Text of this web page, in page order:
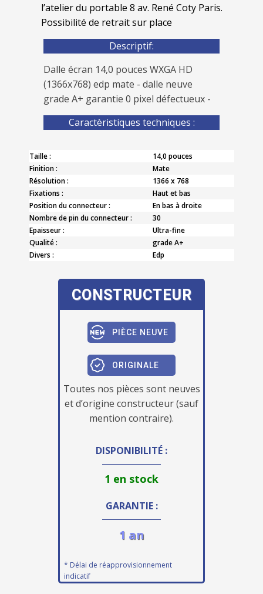
l’atelier du portable 8 av. René Coty Paris.
Possibilité de retrait sur place
Descriptif:
Dalle écran 14,0 pouces WXGA HD
(1366x768) edp mate - dalle neuve
grade A+ garantie 0 pixel défectueux -
Caractèristiques techniques :
Taille :
14,0 pouces
Finition :
Mate
Résolution :
1366 x 768
Fixations :
Haut et bas
Position du connecteur :
En bas à droite
Nombre de pin du connecteur :
30
Epaisseur :
Ultra-fine
Qualité :
grade A+
Divers :
Edp
CONSTRUCTEUR
PIÈCE NEUVE
ORIGINALE
Toutes nos pièces sont neuves
et d’origine constructeur (sauf
mention contraire).
DISPONIBILITÉ :
1 en stock
GARANTIE :
1 an
* Délai de réapprovisionnement
indicatif